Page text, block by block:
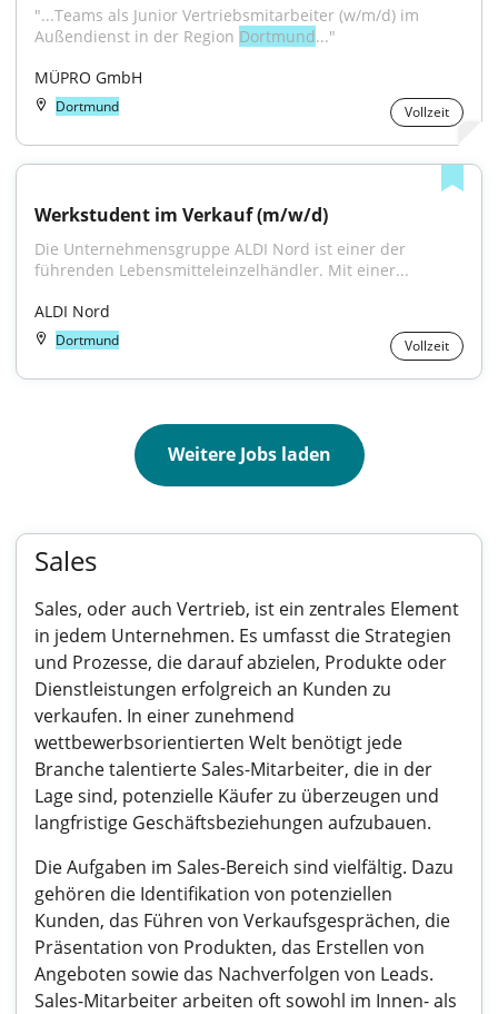
"...Teams als Junior Vertriebsmitarbeiter (w⁠/⁠m⁠/⁠d) im
Außendienst in der Region Dortmund..."
MÜPRO GmbH
Dortmund Vollzeit
Werkstudent im Verkauf (m/w/d)
Die Unternehmensgruppe ALDI Nord ist einer der
führenden Lebensmitteleinzelhändler. Mit einer...
ALDI Nord
Dortmund Vollzeit
Weitere Jobs laden
Sales
Sales, oder auch Vertrieb, ist ein zentrales Element
in jedem Unternehmen. Es umfasst die Strategien
und Prozesse, die darauf abzielen, Produkte oder
Dienstleistungen erfolgreich an Kunden zu
verkaufen. In einer zunehmend
wettbewerbsorientierten Welt benötigt jede
Branche talentierte Sales-Mitarbeiter, die in der
Lage sind, potenzielle Käufer zu überzeugen und
langfristige Geschäftsbeziehungen aufzubauen.
Die Aufgaben im Sales-Bereich sind vielfältig. Dazu
gehören die Identifikation von potenziellen
Kunden, das Führen von Verkaufsgesprächen, die
Präsentation von Produkten, das Erstellen von
Angeboten sowie das Nachverfolgen von Leads.
Sales-Mitarbeiter arbeiten oft sowohl im Innen- als